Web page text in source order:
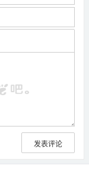
发表评论